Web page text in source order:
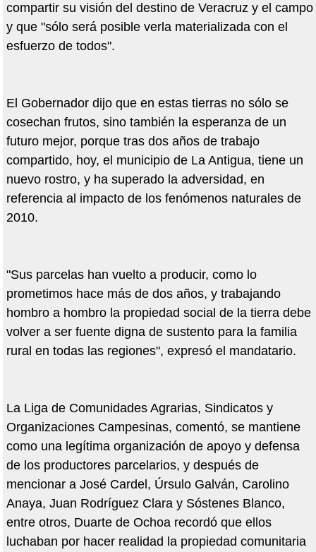
compartir su visión del destino de Veracruz y el campo
y que "sólo será posible verla materializada con el
esfuerzo de todos".
El Gobernador dijo que en estas tierras no sólo se
cosechan frutos, sino también la esperanza de un
futuro mejor, porque tras dos años de trabajo
compartido, hoy, el municipio de La Antigua, tiene un
nuevo rostro, y ha superado la adversidad, en
referencia al impacto de los fenómenos naturales de
2010.
"Sus parcelas han vuelto a producir, como lo
prometimos hace más de dos años, y trabajando
hombro a hombro la propiedad social de la tierra debe
volver a ser fuente digna de sustento para la familia
rural en todas las regiones", expresó el mandatario.
La Liga de Comunidades Agrarias, Sindicatos y
Organizaciones Campesinas, comentó, se mantiene
como una legítima organización de apoyo y defensa
de los productores parcelarios, y después de
mencionar a José Cardel, Úrsulo Galván, Carolino
Anaya, Juan Rodríguez Clara y Sóstenes Blanco,
entre otros, Duarte de Ochoa recordó que ellos
luchaban por hacer realidad la propiedad comunitaria